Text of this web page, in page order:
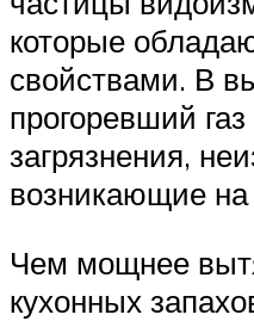
которые
свойствами. В
прогоревший
загрязнения,
возникающие на
Чем мощнее
кухонных